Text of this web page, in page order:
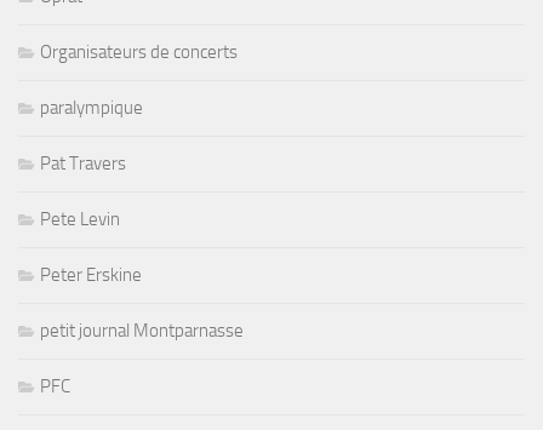
Organisateurs de concerts
paralympique
Pat Travers
Pete Levin
Peter Erskine
petit journal Montparnasse
PFC